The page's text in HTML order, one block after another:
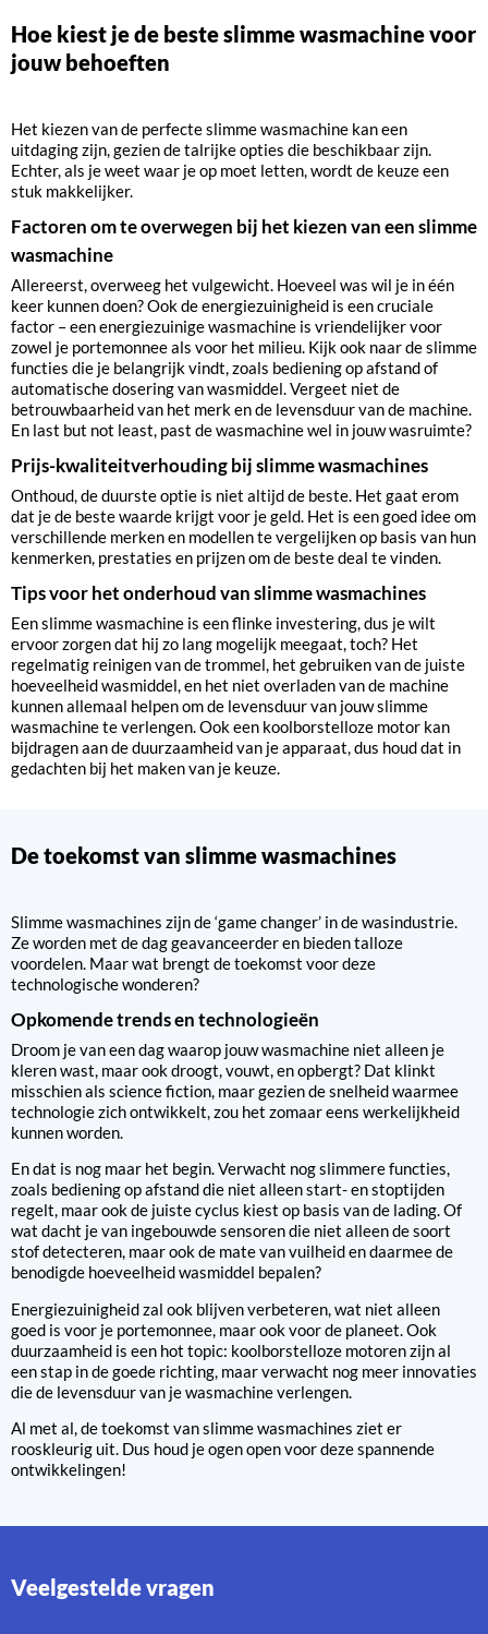
Hoe kiest je de beste slimme wasmachine voor
jouw behoeften
Het kiezen van de perfecte slimme wasmachine kan een
uitdaging zijn, gezien de talrijke opties die beschikbaar zijn.
Echter, als je weet waar je op moet letten, wordt de keuze een
stuk makkelijker.
Factoren om te overwegen bij het kiezen van een slimme
wasmachine
Allereerst, overweeg het vulgewicht. Hoeveel was wil je in één
keer kunnen doen? Ook de energiezuinigheid is een cruciale
factor – een energiezuinige wasmachine is vriendelijker voor
zowel je portemonnee als voor het milieu. Kijk ook naar de slimme
functies die je belangrijk vindt, zoals bediening op afstand of
automatische dosering van wasmiddel. Vergeet niet de
betrouwbaarheid van het merk en de levensduur van de machine.
En last but not least, past de wasmachine wel in jouw wasruimte?
Prijs-kwaliteitverhouding bij slimme wasmachines
Onthoud, de duurste optie is niet altijd de beste. Het gaat erom
dat je de beste waarde krijgt voor je geld. Het is een goed idee om
verschillende merken en modellen te vergelijken op basis van hun
kenmerken, prestaties en prijzen om de beste deal te vinden.
Tips voor het onderhoud van slimme wasmachines
Een slimme wasmachine is een flinke investering, dus je wilt
ervoor zorgen dat hij zo lang mogelijk meegaat, toch? Het
regelmatig reinigen van de trommel, het gebruiken van de juiste
hoeveelheid wasmiddel, en het niet overladen van de machine
kunnen allemaal helpen om de levensduur van jouw slimme
wasmachine te verlengen. Ook een koolborstelloze motor kan
bijdragen aan de duurzaamheid van je apparaat, dus houd dat in
gedachten bij het maken van je keuze.
De toekomst van slimme wasmachines
Slimme wasmachines zijn de ‘game changer’ in de wasindustrie.
Ze worden met de dag geavanceerder en bieden talloze
voordelen. Maar wat brengt de toekomst voor deze
technologische wonderen?
Opkomende trends en technologieën
Droom je van een dag waarop jouw wasmachine niet alleen je
kleren wast, maar ook droogt, vouwt, en opbergt? Dat klinkt
misschien als science fiction, maar gezien de snelheid waarmee
technologie zich ontwikkelt, zou het zomaar eens werkelijkheid
kunnen worden.
En dat is nog maar het begin. Verwacht nog slimmere functies,
zoals bediening op afstand die niet alleen start- en stoptijden
regelt, maar ook de juiste cyclus kiest op basis van de lading. Of
wat dacht je van ingebouwde sensoren die niet alleen de soort
stof detecteren, maar ook de mate van vuilheid en daarmee de
benodigde hoeveelheid wasmiddel bepalen?
Energiezuinigheid zal ook blijven verbeteren, wat niet alleen
goed is voor je portemonnee, maar ook voor de planeet. Ook
duurzaamheid is een hot topic: koolborstelloze motoren zijn al
een stap in de goede richting, maar verwacht nog meer innovaties
die de levensduur van je wasmachine verlengen.
Al met al, de toekomst van slimme wasmachines ziet er
rooskleurig uit. Dus houd je ogen open voor deze spannende
ontwikkelingen!
Veelgestelde vragen